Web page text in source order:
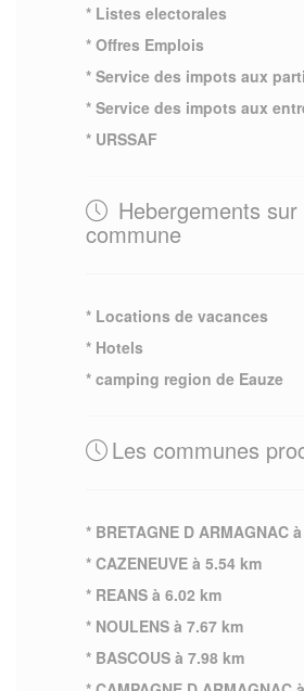
* Listes electorales
* Offres Emplois
* Service des impots aux
* Service des impots aux
* URSSAF
Hebergements sur
commune
* Locations de vacances
* Hotels
* camping region de Eauze
Les communes
* BRETAGNE D ARMAGNAC
* CAZENEUVE à 5.54 km
* REANS à 6.02 km
* NOULENS à 7.67 km
* BASCOUS à 7.98 km